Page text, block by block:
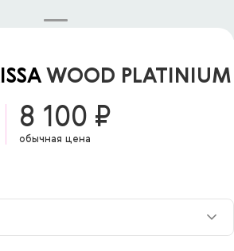
WOOD PLATINIUM
8 100 ₽
обычная цена